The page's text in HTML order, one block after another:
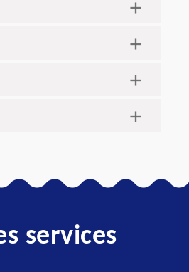
services